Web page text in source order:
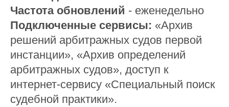
Частота обновлений - еженедельно
Подключенные сервисы: «Архив
решений арбитражных судов первой
инстанции», «Архив определений
арбитражных судов», доступ к
интернет-сервису «Специальный поиск
судебной практики».